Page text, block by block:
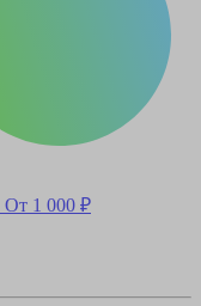
От 1 000 ₽